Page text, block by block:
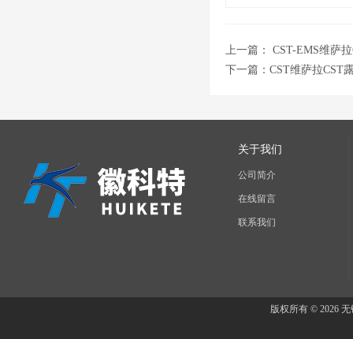
上一篇： CST-EMS维萨
下一篇： CST维萨拉CST
关于我们
公司简介
在线留言
联系我们
版权所有 © 2026